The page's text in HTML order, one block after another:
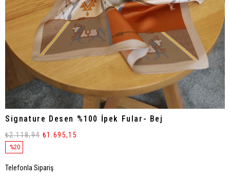
Signature Desen %100 İpek Fular- Bej
%20
₺2.118,94 ₺1.695,15
Telefonla Sipariş